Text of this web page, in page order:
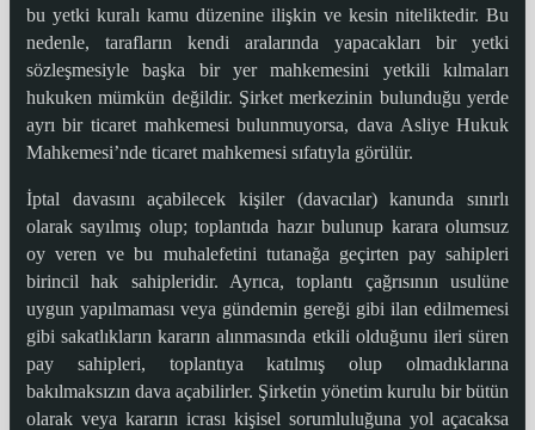
bu yetki kuralı kamu düzenine ilişkin ve kesin niteliktedir. Bu
nedenle, tarafların kendi aralarında yapacakları bir yetki
sözleşmesiyle başka bir yer mahkemesini yetkili kılmaları
hukuken mümkün değildir. Şirket merkezinin bulunduğu yerde
ayrı bir ticaret mahkemesi bulunmuyorsa, dava Asliye Hukuk
Mahkemesi’nde ticaret mahkemesi sıfatıyla görülür.
İptal davasını açabilecek kişiler (davacılar) kanunda sınırlı
olarak sayılmış olup; toplantıda hazır bulunup karara olumsuz
oy veren ve bu muhalefetini tutanağa geçirten pay sahipleri
birincil hak sahipleridir. Ayrıca, toplantı çağrısının usulüne
uygun yapılmaması veya gündemin gereği gibi ilan edilmemesi
gibi sakatlıkların kararın alınmasında etkili olduğunu ileri süren
pay sahipleri, toplantıya katılmış olup olmadıklarına
bakılmaksızın dava açabilirler. Şirketin yönetim kurulu bir bütün
olarak veya kararın icrası kişisel sorumluluğuna yol açacaksa